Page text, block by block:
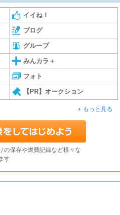
イイね！
ブログ
グループ
みんカラ＋
フォト
【PR】オークション
もっと見る
の保存や燃費記録など様々な
す